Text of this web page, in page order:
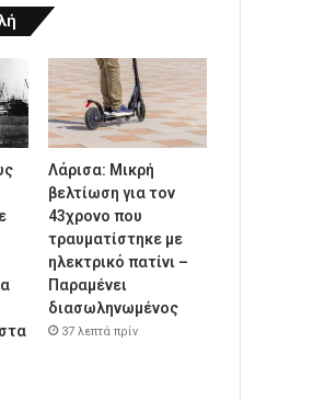
Λάρισα: Μικρή
βελτίωση για τον
43χρονο που
τραυματίστηκε με
ηλεκτρικό πατίνι –
Παραμένει
διασωληνωμένος
37 λεπτά πρίν